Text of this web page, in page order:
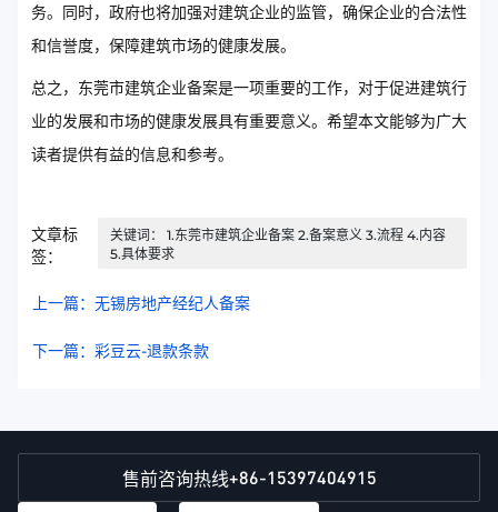
务。同时，政府也将加强对建筑企业的监管，确保企业的合法性
和信誉度，保障建筑市场的健康发展。
总之，东莞市建筑企业备案是一项重要的工作，对于促进建筑行
业的发展和市场的健康发展具有重要意义。希望本文能够为广大
读者提供有益的信息和参考。
文章标
签：
关键词： 1.东莞市建筑企业备案 2.备案意义 3.流程 4.内容
5.具体要求
上一篇：无锡房地产经纪人备案
下一篇：彩豆云-退款条款
售前咨询热线+86-15397404915